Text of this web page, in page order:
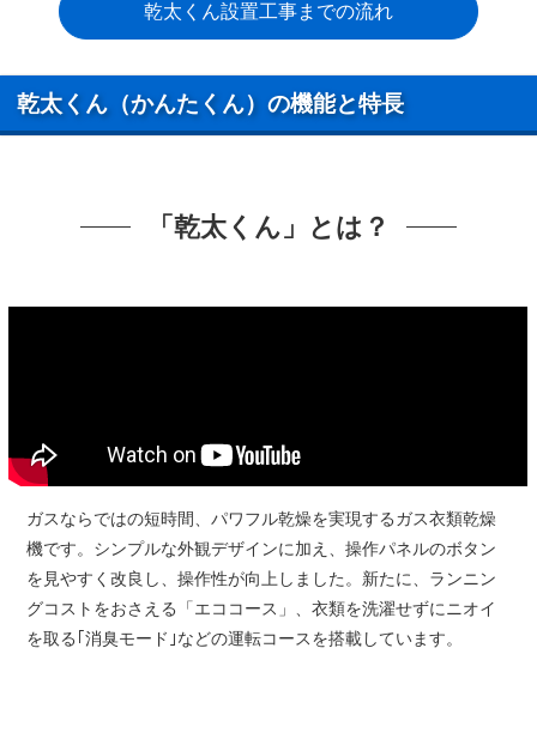
乾太くん設置工事までの流れ
乾太くん（かんたくん）の機能と特長
「乾太くん」とは？
ガスならではの短時間、パワフル乾燥を実現するガス衣類乾燥
機です。シンプルな外観デザインに加え、操作パネルのボタン
を見やすく改良し、操作性が向上しました。新たに、ランニン
グコストをおさえる「エココース」、衣類を洗濯せずにニオイ
を取る｢消臭モード｣などの運転コースを搭載しています。